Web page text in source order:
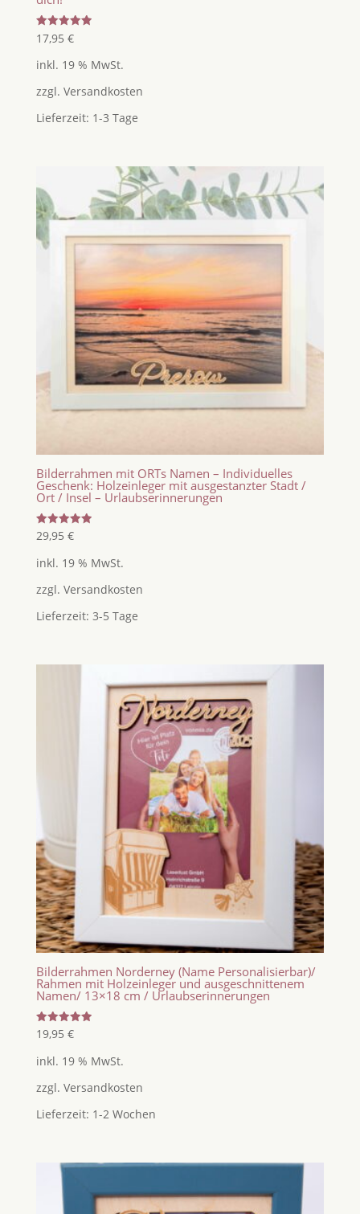
Bewertet
mit
von 5
17,95 €
inkl. 19 % MwSt.
zzgl. Versandkosten
Lieferzeit: 1-3 Tage
Bilderrahmen mit ORTs Namen – Individuelles
Geschenk: Holzeinleger mit ausgestanzter Stadt /
Ort / Insel – Urlaubserinnerungen
Bewertet
mit
von 5
29,95 €
inkl. 19 % MwSt.
zzgl. Versandkosten
Lieferzeit: 3-5 Tage
Bilderrahmen Norderney (Name Personalisierbar)/
Rahmen mit Holzeinleger und ausgeschnittenem
Namen/ 13×18 cm / Urlaubserinnerungen
Bewertet
mit
von 5
19,95 €
inkl. 19 % MwSt.
zzgl. Versandkosten
Lieferzeit: 1-2 Wochen